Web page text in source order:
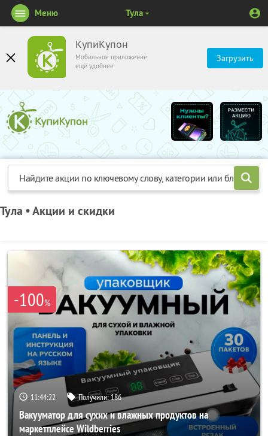
КупиКупон
Мобильное приложение
ещё удобнее
Загрузить
Меню Тула
Тула • Акции и скидки
-100%
11:44:20 Получили:186
Вакууматор для сухих и влажных продуктов на
маркетплейсе Wildberries